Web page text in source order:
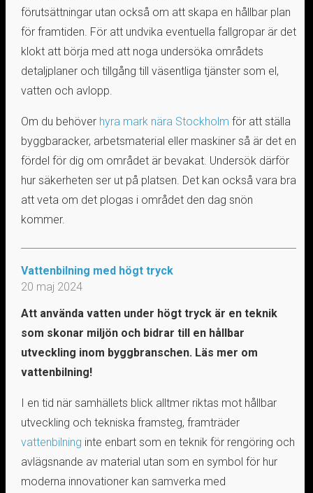
förutsättningar utan också om att skapa en hållbar plan
för framtiden. För att undvika eventuella fallgropar är det
klokt att börja med att noga undersöka områdets
detaljplaner och tillgång till väsentliga tjänster som el,
vatten och avlopp.
Om du behöver hyra mark nära Stockholm för att ställa
byggbaracker, arbetsmaterial eller maskiner så är det en
fördel för dig om området är bevakat. Undersök därför
hur säkerheten ser ut på platsen. Det kan också vara bra
att veta om det plogas i området den dag snön
kommer.
Vattenbilning med högt tryck
20 maj 2024
Att använda vatten under högt tryck är en teknik
som skonar miljön och bidrar till en hållbar
utveckling inom byggbranschen. Läs mer om
vattenbilning!
I en tid när samhällets blick alltmer riktas mot hållbar
utveckling och tekniska framsteg, framträder
vattenbilning inte enbart som en teknik för rengöring och
avlägsnande av material utan som en symbol för hur
moderna innovationer kan samverka med